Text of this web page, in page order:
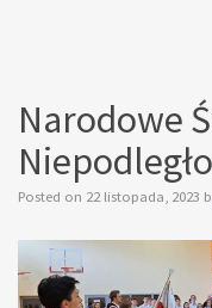
Narodowe
Posted on 22 listopada, 2023